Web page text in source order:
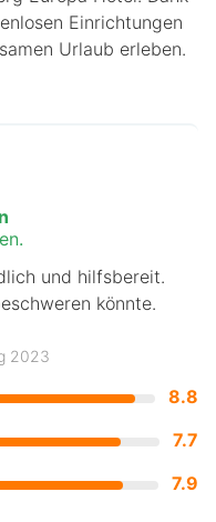
Einrichtungen
Urlaub erleben.
8.8
7.7
7.9
und hilfsbereit.
könnte.
2023